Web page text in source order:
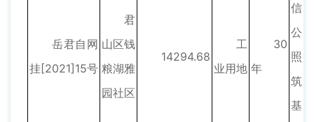
岳君自网
挂[2021]15号
君
山区钱
粮湖雅
园社区
14294.68
工
业用地
30
年
信
公
照
筑
基